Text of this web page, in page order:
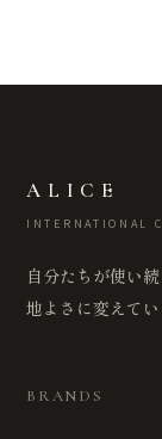
ALICE
INTERNATIONAL
自分たちが使い
地よさに変えてい
BRANDS